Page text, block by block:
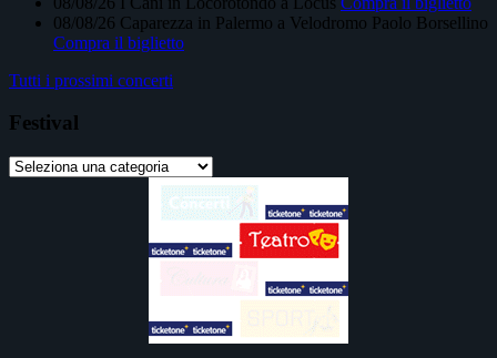
08/08/26 Caparezza in Palermo a Velodromo Paolo Borsellino
Compra il biglietto
Tutti i prossimi concerti
Festival